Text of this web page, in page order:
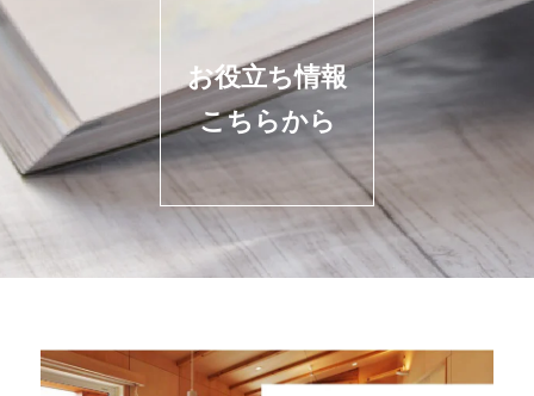
お役立ち情報
こちらから